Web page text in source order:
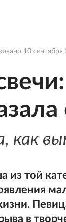
10 сентября
как
из той
в